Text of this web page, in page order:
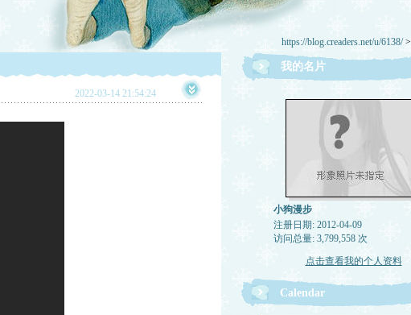
https://blog.creaders.net/u/6138/>
2022-03-14 21:54:24
我的名片
小狗漫步
注册日期: 2012-04-09
访问总量: 3,799,558 次
点击查看我的个人资料
Calendar